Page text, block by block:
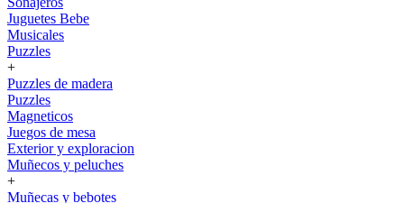
Juguetes Bebe
Musicales
Puzzles
+
Puzzles de madera
Puzzles
Magneticos
Juegos de mesa
Exterior y exploracion
Muñecos y peluches
+
Muñecas y bebotes